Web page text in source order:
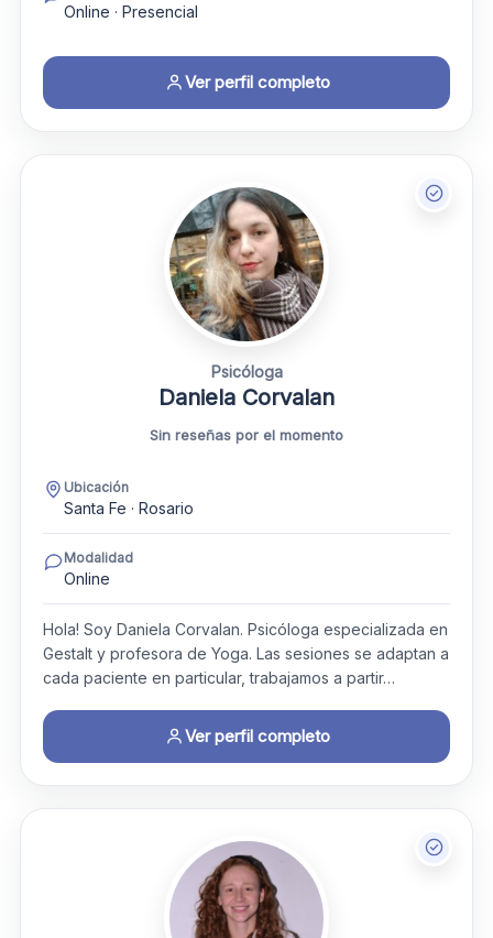
Online · Presencial
Ver perfil completo
Psicóloga
Daniela Corvalan
Sin reseñas por el momento
Ubicación
Santa Fe · Rosario
Modalidad
Online
Hola! Soy Daniela Corvalan. Psicóloga especializada en
Gestalt y profesora de Yoga. Las sesiones se adaptan a
cada paciente en particular, trabajamos a partir…
Ver perfil completo